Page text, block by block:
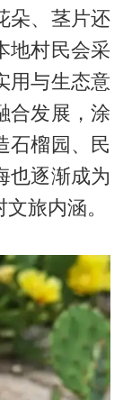
朵、茎片还
地村民会采
用与生态意
合发展，涂
石榴园、民
也逐渐成为
旅内涵。